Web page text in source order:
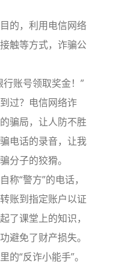
的，利用电信网络
触等方式，诈骗公
账号领取奖金！”
过？电信网络诈
骗局，让人防不胜
电话的录音，让我
分子的狡猾。
称“警方”的电话，
账到指定账户以证
了课堂上的知识，
避免了财产损失。
的“反诈小能手”。